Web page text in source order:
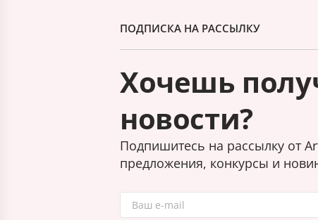
ПОДПИСКА НА РАССЫЛКУ
Хочешь
новости?
Подпишитесь на рассылку от
предложения, конкурсы и